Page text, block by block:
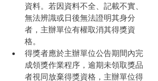
資料。若因資料不全、記載不實、
無法辨識或日後無法證明其身分
者，主辦單位有權取消其得獎資
格。
得獎者應於主辦單位公告期間內完
成領獎作業程序，逾期未領取獎品
者視同放棄得獎資格，主辦單位得